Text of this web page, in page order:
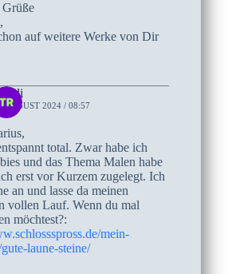
auf weitere Werke von Dir
AUGUST 2024 / 08:57
total. Zwar habe ich
und das Thema Malen habe
erst vor Kurzem zugelegt. Ich
an und lasse da meinen
vollen Lauf. Wenn du mal
möchtest?:
mein-
laune-steine/